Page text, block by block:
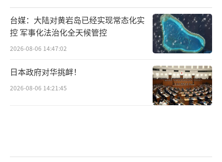
台媒：大陆对黄岩岛已经实现常态化实
控 军事化法治化全天候管控
2026-08-06 14:47:02
日本政府对华挑衅！
2026-08-06 14:21:45